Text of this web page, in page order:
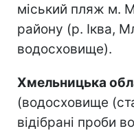
міський пляж м.
району (р. Іква,
водосховище).
Хмельницька
(водосховище
відібрані проби